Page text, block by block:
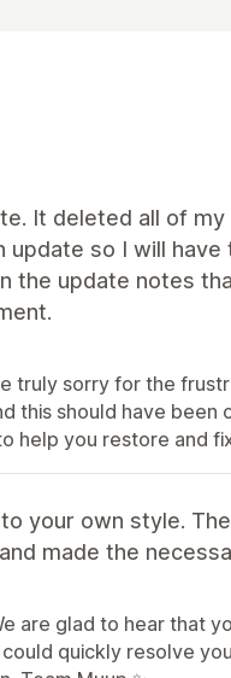
It deleted all of
update so I will
the update notes
truly sorry for the
this should have
help you restore and
your own style.
made the
are glad to hear that
quickly resolve